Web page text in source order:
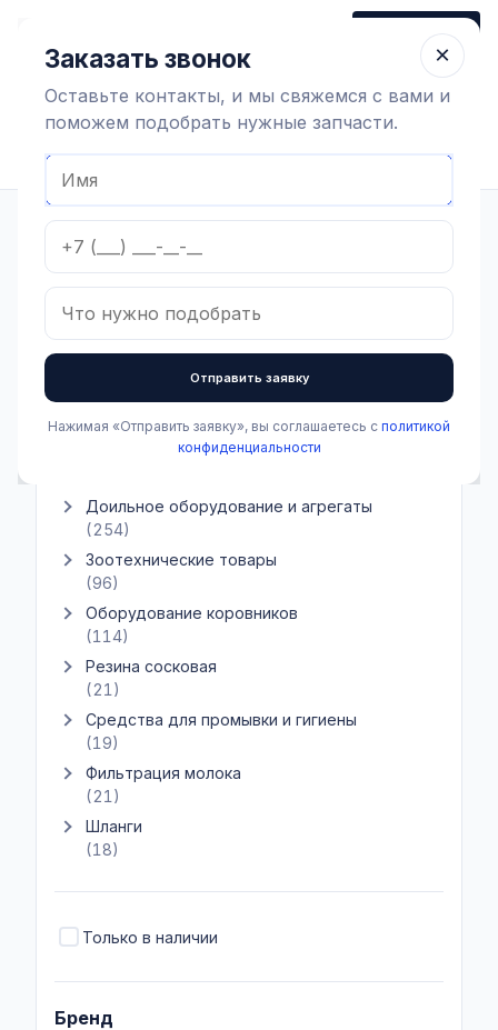
Заказать звонок
Весь каталог
Все категории
Доильная аппаратура и запчасти
Показать подкатегории Доильное оборудование и агрегаты
Доильное оборудование и агрегаты
(254)
Показать подкатегории Зоотехнические товары
Зоотехнические товары
(96)
Показать подкатегории Оборудование коровников
Оборудование коровников
(114)
Показать подкатегории Резина сосковая
Резина сосковая
(21)
Показать подкатегории Средства для промывки и гигиены
Средства для промывки и гигиены
(19)
Показать подкатегории Фильтрация молока
Фильтрация молока
(21)
Показать подкатегории Шланги
Шланги
(18)
Только в наличии
Бренд
×
Заказать звонок
Оставьте контакты, и мы свяжемся с вами и
поможем подобрать нужные запчасти.
Отправить заявку
Нажимая «Отправить заявку», вы соглашаетесь с политикой
конфиденциальности